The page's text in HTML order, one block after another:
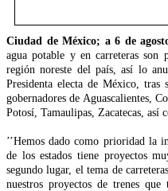
Ciudad de México; a 6 de
agua potable y en carreteras
región noreste del país, así lo
Presidenta electa de México, tras
gobernadores de Aguascalientes,
Potosí, Tamaulipas, Zacatecas, así
’’Hemos dado como prioridad la
de los estados tiene proyectos
segundo lugar, el tema de
nuestros proyectos de trenes